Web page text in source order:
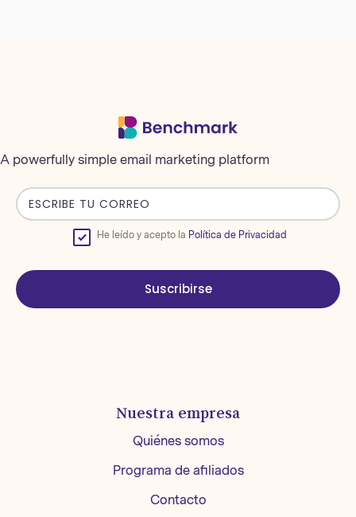
A powerfully simple email marketing platform
He leído y acepto la Política de Privacidad
Suscribirse
Nuestra empresa
Quiénes somos
Programa de afiliados
Contacto